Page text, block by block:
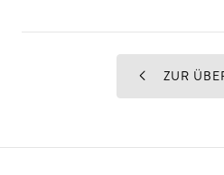
ZUR